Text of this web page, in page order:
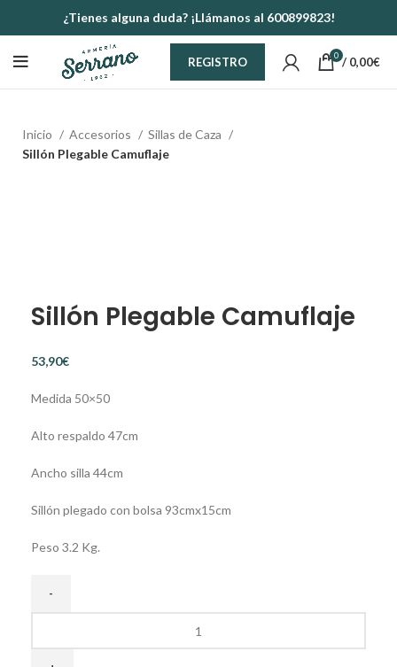
¿Tienes alguna duda? ¡Llámanos al 600899823!
REGISTRO 0 / 0,00€
Inicio Accesorios
Sillas de Caza
Sillón Plegable Camuflaje
Sillón Plegable Camuflaje
€
Medida 50×50
Alto respaldo 47cm
Ancho silla 44cm
Sillón plegado con bolsa 93cmx15cm
Peso 3.2 Kg.